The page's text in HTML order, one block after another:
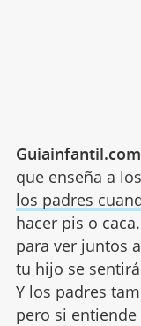
Guiainfantil.com
que enseña a
los padres
hacer pis o
para ver juntos
tu hijo se
Y los padres
pero si